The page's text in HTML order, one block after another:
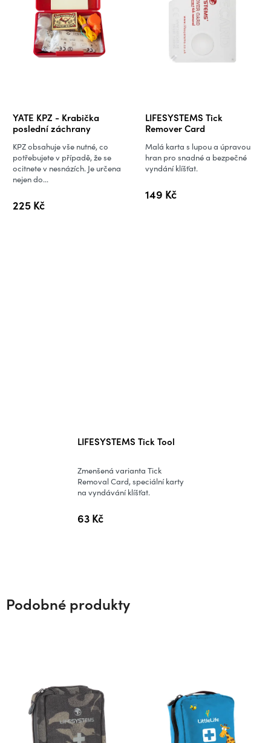
YATE KPZ - Krabička
poslední záchrany
225 Kč
KPZ obsahuje vše nutné, co
potřebujete v případě, že se
ocitnete v nesnázích. Je určena
nejen do...
LIFESYSTEMS Tick
Remover Card
149 Kč
Malá karta s lupou a úpravou
hran pro snadné a bezpečné
vyndání klíšťat.
LIFESYSTEMS Tick Tool
produktu
je
5,0
5
63 Kč
Zmenšená varianta Tick
Removal Card, speciální karty
na vyndávání klíšťat.
Podobné produkty